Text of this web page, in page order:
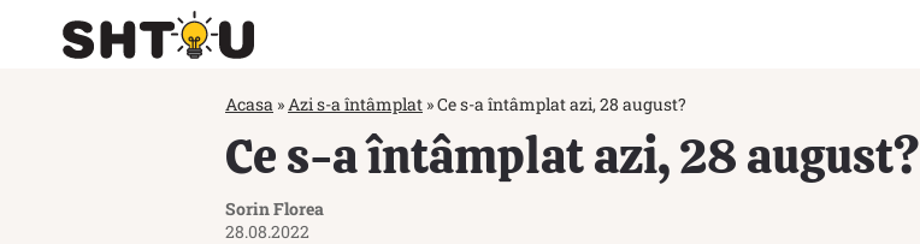
Acasa »Azi s-a întâmplat »Ce s-a întâmplat azi, 28 august?
Ce s-a întâmplat azi, 28 august?
Sorin Florea
28.08.2022